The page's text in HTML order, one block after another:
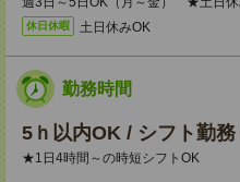
休日休暇 土日休みOK
勤務時間
5ｈ以内OK / シフト勤務
★1日4時間～の時短シフトOK